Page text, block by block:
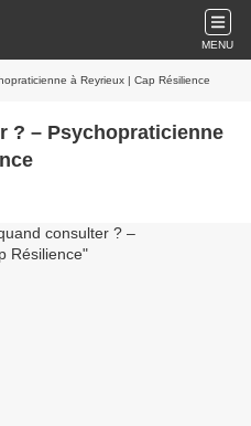
MENU
à Reyrieux | Cap Résilience